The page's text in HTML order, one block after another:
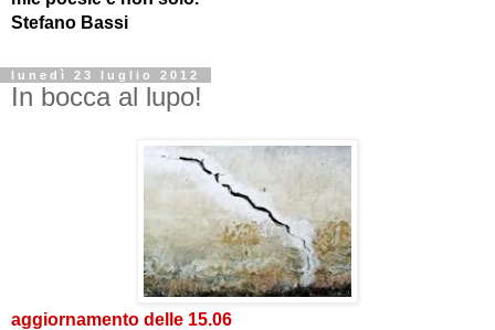
Stefano Bassi
lunedì 23 luglio 2012
In bocca al lupo!
aggiornamento delle 15.06